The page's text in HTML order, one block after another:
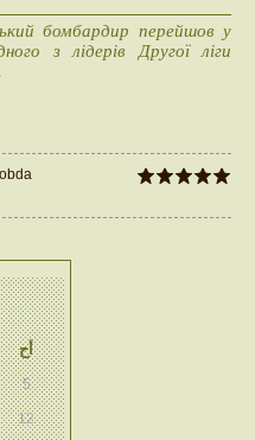
бомбардир перейшов у
з лідерів Другої ліги
lobda
أح
5
12